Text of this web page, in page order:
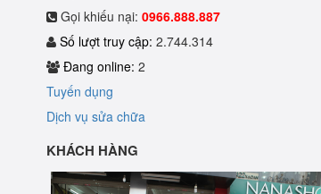
Gọi khiếu nại: 0966.888.887
Số lượt truy cập: 2.744.314
Đang online: 2
Tuyến dụng
Dịch vụ sửa chữa
KHÁCH HÀNG